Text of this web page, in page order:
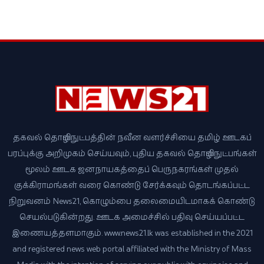
தகவல் தொழில்நுட்பத்தின் நவீன வளர்ச்சியை தமிழ் ஊடகப்
பரப்புக்கு அறிமுகம் செய்யவும், புதிய தகவல் தொழில்நுட்பங்கள்
மூலம் ஊடக ஜனநாயகத்தைப் பெருநகரங்கள் முதல்
குக்கிராமங்கள் வரை கொண்டு சேர்க்கவும் தொடங்கப்பட்ட
நிறுவனம் News21, கொழும்பை தலைமையிடமாகக் கொண்டு
செயல்படுகின்றது. ஊடக அமைச்சில் பதிவு செய்யப்பட்ட
இணையத்தளமாகும். www.news21.lk was established in the 2021
and registered news web portal affiliated with the Ministry of Mass